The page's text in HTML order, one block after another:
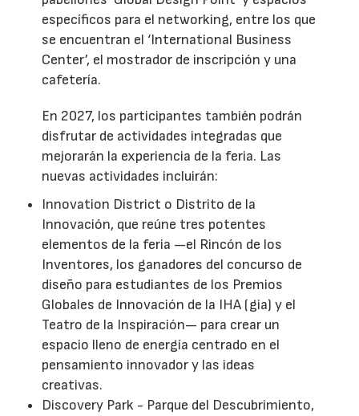
específicos para el networking, entre los que
se encuentran el ‘International Business
Center’, el mostrador de inscripción y una
cafetería.
En 2027, los participantes también podrán
disfrutar de actividades integradas que
mejorarán la experiencia de la feria. Las
nuevas actividades incluirán:
Innovation District o Distrito de la
Innovación, que reúne tres potentes
elementos de la feria —el Rincón de los
Inventores, los ganadores del concurso de
diseño para estudiantes de los Premios
Globales de Innovación de la IHA (gia) y el
Teatro de la Inspiración— para crear un
espacio lleno de energía centrado en el
pensamiento innovador y las ideas
creativas.
Discovery Park - Parque del Descubrimiento,